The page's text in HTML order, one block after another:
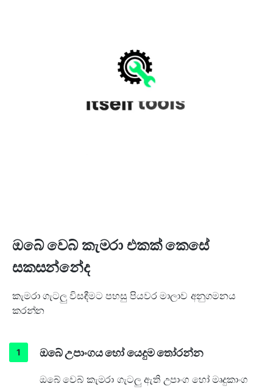
ඔබේ වෙබ් කැමරා එකක් කෙසේ
සකසන්නේද
කැමරා ගැටලු විසඳීමට පහසු පියවර මාලාව අනුගමනය
කරන්න
ඔබේ උපාංගය හෝ යෙදුම තෝරන්න
ඔබේ වෙබ් කැමරා ගැටලු ඇති උපාංග හෝ මෘදුකාංග